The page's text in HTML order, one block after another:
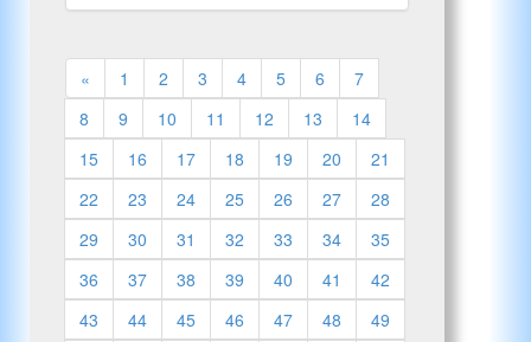
« 1 2 3 4 5 6
7
8
9 10 11 12 13
14
15
16 17 18 19 20
21
22
23 24 25 26 27
28
29
30 31 32 33 34
35
36
37 38 39 40 41
42
43
44 45 46 47 48
49